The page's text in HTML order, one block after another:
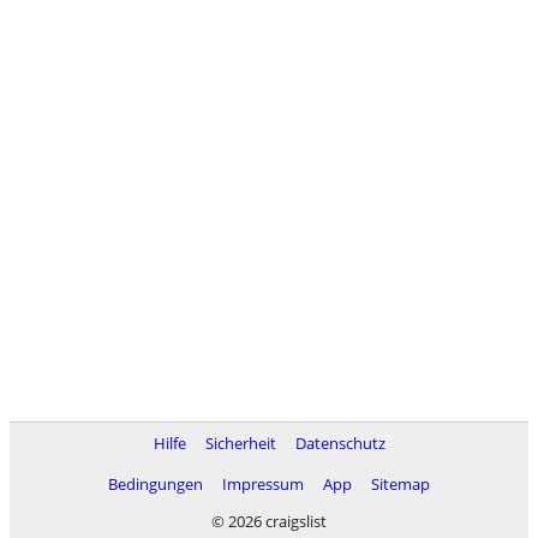
Hilfe Sicherheit
Datenschutz
Bedingungen
Impressum App
Sitemap
© 2026 craigslist